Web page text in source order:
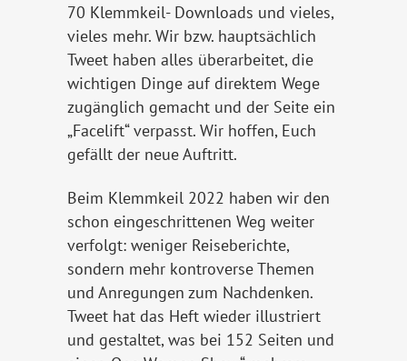
70 Klemmkeil- Downloads und vieles,
vieles mehr. Wir bzw. hauptsächlich
Tweet haben alles überarbeitet, die
wichtigen Dinge auf direktem Wege
zugänglich gemacht und der Seite ein
„Facelift“ verpasst. Wir hoffen, Euch
gefällt der neue Auftritt.
Beim Klemmkeil 2022 haben wir den
schon eingeschrittenen Weg weiter
verfolgt: weniger Reiseberichte,
sondern mehr kontroverse Themen
und Anregungen zum Nachdenken.
Tweet hat das Heft wieder illustriert
und gestaltet, was bei 152 Seiten und